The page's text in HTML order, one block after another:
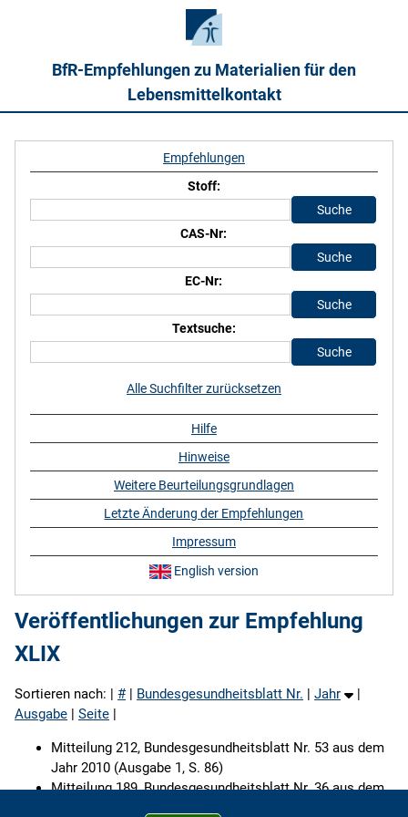
BfR-Empfehlungen zu Materialien für den
Lebensmittelkontakt
Veröffentlichungen zur Empfehlung
XLIX
Sortieren nach: | # | Bundesgesundheitsblatt Nr. | Jahr
|
Ausgabe | Seite |
Mitteilung 212, Bundesgesundheitsblatt Nr. 53 aus dem
Jahr 2010 (Ausgabe 1, S. 86)
Mitteilung 189, Bundesgesundheitsblatt Nr. 36 aus dem
Empfehlungen
Stoff:
CAS-Nr:
EC-Nr:
Textsuche:
Alle Suchfilter zurücksetzen
Hilfe
Hinweise
Weitere Beurteilungsgrundlagen
Letzte Änderung der Empfehlungen
Impressum
English version